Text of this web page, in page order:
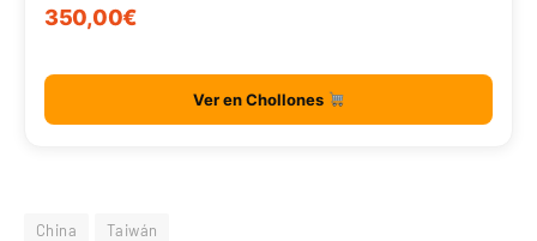
350,00€
Ver en Chollones
China Taiwán